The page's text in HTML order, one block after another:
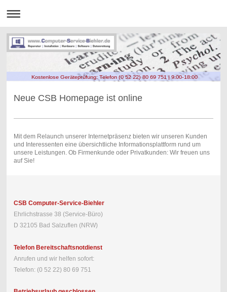
Kostenlose Geräteprüfung: Telefon (0 52 22) 80 69 751 | 9:00-18:00
Neue CSB Homepage ist online
Mit dem Relaunch unserer Internetpräsenz bieten wir unseren Kunden
und Interessenten eine übersichtliche Informationsplattform rund um
unsere Leistungen. Ob Firmenkunde oder Privatkunden: Wir freuen uns
auf Sie!
CSB Computer-Service-Biehler
Ehrlichstrasse 38 (Service-Büro)
D 32105 Bad Salzuflen (NRW)
Telefon Bereitschaftsnotdienst
Anrufen und wir helfen sofort:
Telefon: (0 52 22) 80 69 751